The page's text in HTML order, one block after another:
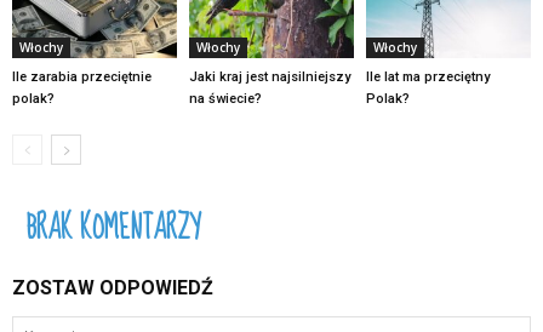
Włochy
Ile zarabia przeciętnie
polak?
Włochy
Jaki kraj jest najsilniejszy
na świecie?
Włochy
Ile lat ma przeciętny
Polak?
BRAK KOMENTARZY
ZOSTAW ODPOWIEDŹ